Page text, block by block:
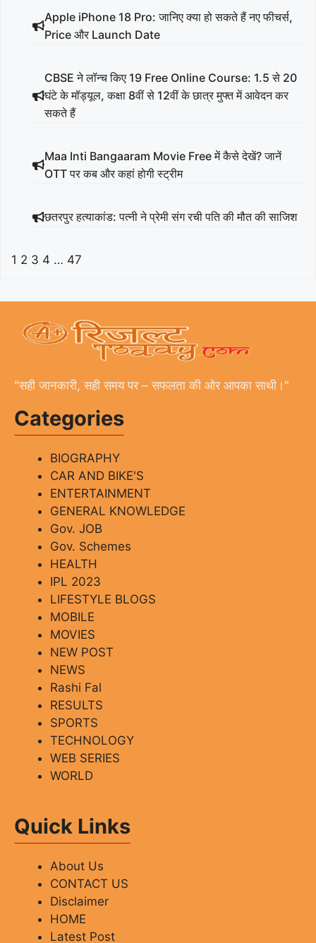
Apple iPhone 18 Pro: जानिए क्या हो सकते हैं नए फीचर्स,
Price और Launch Date
CBSE ने लॉन्च किए 19 Free Online Course: 1.5 से 20
घंटे के मॉड्यूल, कक्षा 8वीं से 12वीं के छात्र मुफ्त में आवेदन कर
सकते हैं
Maa Inti Bangaaram Movie Free में कैसे देखें? जानें
OTT पर कब और कहां होगी स्ट्रीम
छतरपुर हत्याकांड: पत्नी ने प्रेमी संग रची पति की मौत की साजिश
1 2 3 4 … 47
"सही जानकारी, सही समय पर – सफलता की ओर आपका साथी।"
Categories
BIOGRAPHY
CAR AND BIKE'S
ENTERTAINMENT
GENERAL KNOWLEDGE
Gov. JOB
Gov. Schemes
HEALTH
IPL 2023
LIFESTYLE BLOGS
MOBILE
MOVIES
NEW POST
NEWS
Rashi Fal
RESULTS
SPORTS
TECHNOLOGY
WEB SERIES
WORLD
Quick Links
About Us
CONTACT US
Disclaimer
HOME
Latest Post